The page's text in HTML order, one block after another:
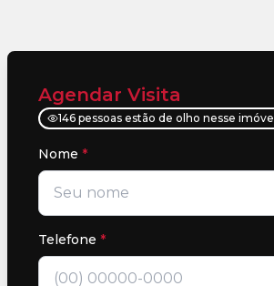
Agendar Visita
146 pessoas estão de olho nesse imóvel
Nome *
Telefone *